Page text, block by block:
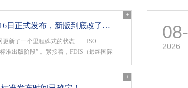
ISO 9001:2026 9月16日正式发布，新版到底改了哪？这篇全讲透了
更新了一个里程碑式的状态——ISO
准出版阶段” 。紧接着，FDIS（最终国际
2026年9月16日正式发布。先给你吃颗定
+
2026
+